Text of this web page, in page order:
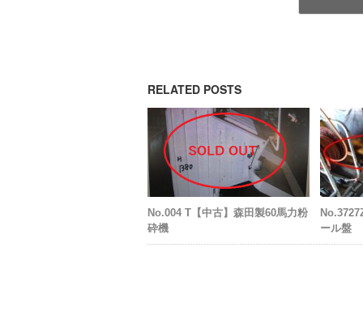
RELATED POSTS
No.004 T【中古】森田製60馬力粉
砕機
ール盤